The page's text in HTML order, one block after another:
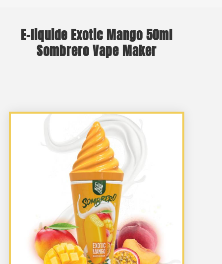
E-liquide Exotic Mango 50ml
Sombrero Vape Maker